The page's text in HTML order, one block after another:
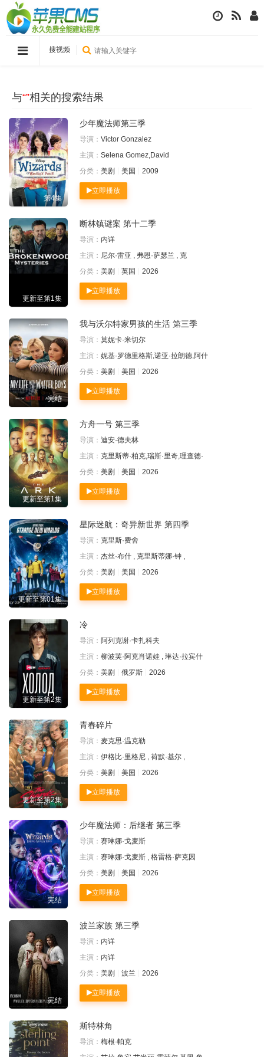
搜视频
与“”相关的搜索结果
第4集
少年魔法师第三季
导演： Victor Gonzalez
主演： Selena Gomez,David
分类： 美剧 美国 2009
立即播放
更新至第1集
断林镇谜案 第十二季
导演： 内详
主演： 尼尔·雷亚 , 弗恩·萨瑟兰 , 克
分类： 美剧 英国 2026
立即播放
完结
我与沃尔特家男孩的生活 第三季
导演： 莫妮卡·米切尔
主演： 妮基·罗德里格斯,诺亚·拉朗德,阿什
分类： 美剧 美国 2026
立即播放
更新至第1集
方舟一号 第三季
导演： 迪安·德夫林
主演： 克里斯蒂·柏克,瑞斯·里奇,理查德·
分类： 美剧 美国 2026
立即播放
更新至第01集
星际迷航：奇异新世界 第四季
导演： 克里斯·费舍
主演： 杰丝·布什 , 克里斯蒂娜·钟 ,
分类： 美剧 美国 2026
立即播放
更新至第2集
冷
导演： 阿列克谢·卡扎科夫
主演： 柳波芙·阿克肖诺娃 , 琳达·拉宾什
分类： 美剧 俄罗斯 2026
立即播放
更新至第2集
青春碎片
导演： 麦克思·温克勒
主演： 伊格比·里格尼 , 荷默·基尔 ,
分类： 美剧 美国 2026
立即播放
完结
少年魔法师：后继者 第三季
导演： 赛琳娜·戈麦斯
主演： 赛琳娜·戈麦斯 , 格雷格·萨克因
分类： 美剧 美国 2026
立即播放
完结
波兰家族 第三季
导演： 内详
主演： 内详
分类： 美剧 波兰 2026
立即播放
斯特林角
导演： 梅根·帕克